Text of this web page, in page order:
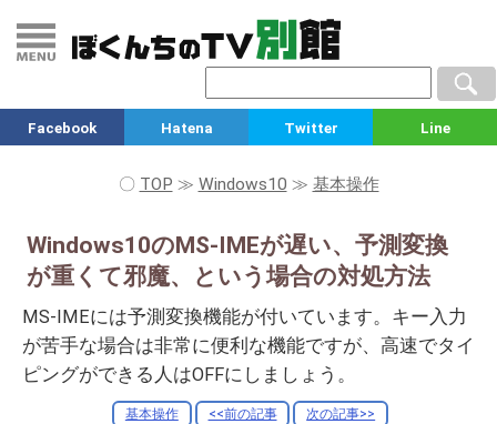
Facebook Hatena Twitter Line
〇 TOP ≫ Windows10 ≫ 基本操作
Windows10のMS-IMEが遅い、予測変換
が重くて邪魔、という場合の対処方法
MS-IMEには予測変換機能が付いています。キー入力
が苦手な場合は非常に便利な機能ですが、高速でタイ
ピングができる人はOFFにしましょう。
基本操作 <<前の記事 次の記事>>